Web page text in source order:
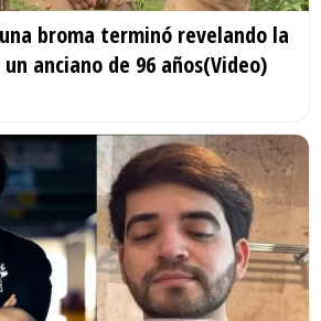
broma terminó revelando la
anciano de 96 años(Video)